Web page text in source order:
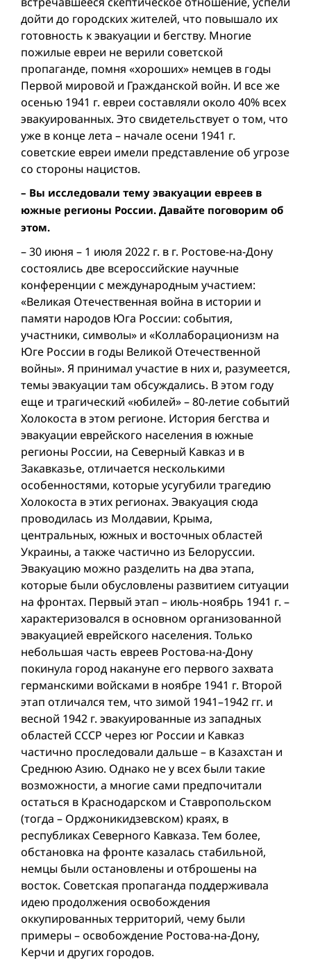
дойти до городских жителей, что повышало их
готовность к эвакуации и бегству. Многие
пожилые евреи не верили советской
пропаганде, помня «хороших» немцев в годы
Первой мировой и Гражданской войн. И все же
осенью 1941 г. евреи составляли около 40% всех
эвакуированных. Это свидетельствует о том, что
уже в конце лета – начале осени 1941 г.
советские евреи имели представление об угрозе
со стороны нацистов.
– Вы исследовали тему эвакуации евреев в
южные регионы России. Давайте поговорим об
этом.
– 30 июня – 1 июля 2022 г. в г. Ростове-на-Дону
состоялись две всероссийские научные
конференции с международным участием:
«Великая Отечественная война в истории и
памяти народов Юга России: события,
участники, символы» и «Коллаборационизм на
Юге России в годы Великой Отечественной
войны». Я принимал участие в них и, разумеется,
темы эвакуации там обсуждались. В этом году
еще и трагический «юбилей» – 80-летие событий
Холокоста в этом регионе. История бегства и
эвакуации еврейского населения в южные
регионы России, на Северный Кавказ и в
Закавказье, отличается несколькими
особенностями, которые усугубили трагедию
Холокоста в этих регионах. Эвакуация сюда
проводилась из Молдавии, Крыма,
центральных, южных и восточных областей
Украины, а также частично из Белоруссии.
Эвакуацию можно разделить на два этапа,
которые были обусловлены развитием ситуации
на фронтах. Первый этап – июль-ноябрь 1941 г. –
характеризовался в основном организованной
эвакуацией еврейского населения. Только
небольшая часть евреев Ростова-на-Дону
покинула город накануне его первого захвата
германскими войсками в ноябре 1941 г. Второй
этап отличался тем, что зимой 1941–1942 гг. и
весной 1942 г. эвакуированные из западных
областей СССР через юг России и Кавказ
частично проследовали дальше – в Казахстан и
Среднюю Азию. Однако не у всех были такие
возможности, а многие сами предпочитали
остаться в Краснодарском и Ставропольском
(тогда – Орджоникидзевском) краях, в
республиках Северного Кавказа. Тем более,
обстановка на фронте казалась стабильной,
немцы были остановлены и отброшены на
восток. Советская пропаганда поддерживала
идею продолжения освобождения
оккупированных территорий, чему были
примеры – освобождение Ростова-на-Дону,
Керчи и других городов.